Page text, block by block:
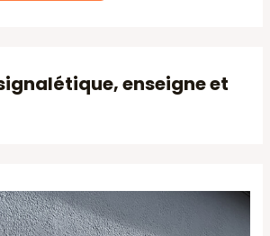
enseigne et